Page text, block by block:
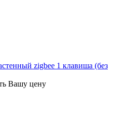
zigbee 1 клавиша (без
Вашу цену